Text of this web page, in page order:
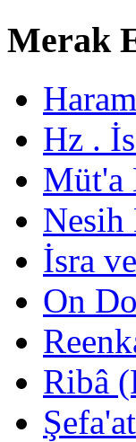
Merak
Hz .
Müt'a
Nesih
İsra
On
Ribâ
Şefa'at